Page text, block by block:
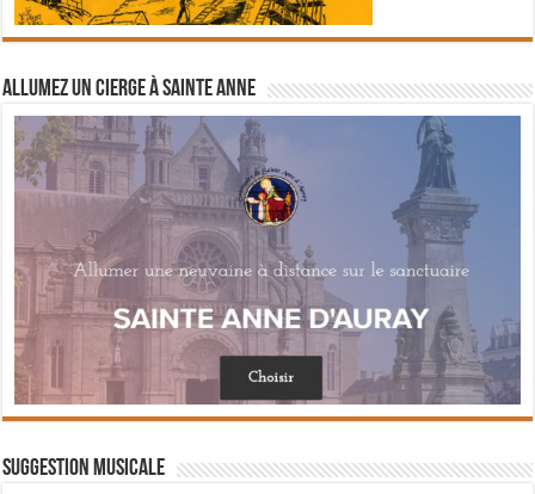
Allumez un cierge à Sainte Anne
Suggestion musicale